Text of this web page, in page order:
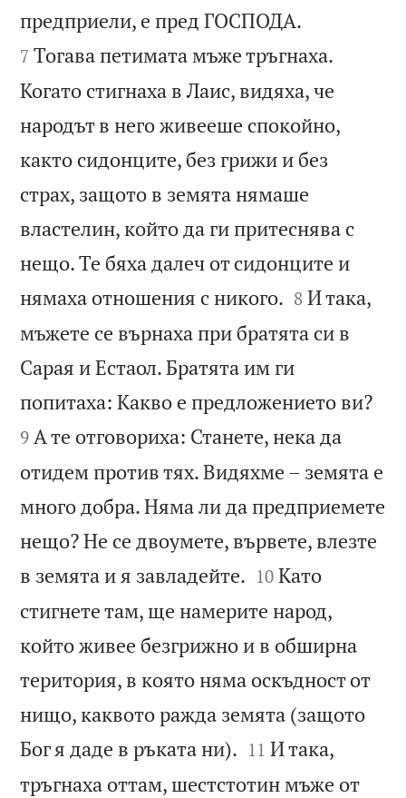
предприели, е пред ГОСПОДА.
7 Тогава петимата мъже тръгнаха.
Когато стигнаха в Лаис, видяха, че
народът в него живееше спокойно,
както сидонците, без грижи и без
страх, защото в земята нямаше
властелин, който да ги притеснява с
нещо. Те бяха далеч от сидонците и
нямаха отношения с никого. 

8 И така,
мъжете се върнаха при братята си в
Сарая и Естаол. Братята им ги
попитаха: Какво е предложението ви?
9 А те отговориха: Станете, нека да
отидем против тях. Видяхме – земята е
много добра. Няма ли да предприемете
нещо? Не се двоумете, вървете, влезте
в земята и я завладейте. 

10 Като
стигнете там, ще намерите народ,
който живее безгрижно и в обширна
територия, в която няма оскъдност от
нищо, каквото ражда земята (защото
Бог я даде в ръката ни). 

11 И така,
тръгнаха оттам, шестстотин мъже от